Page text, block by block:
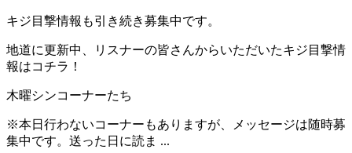
キジ目撃情報も引き続き募集中です。
地道に更新中、リスナーの皆さんからいただいたキジ目撃情
報はコチラ！
木曜シンコーナーたち
※本日行わないコーナーもありますが、メッセージは随時募
集中です。送った日に読ま ...